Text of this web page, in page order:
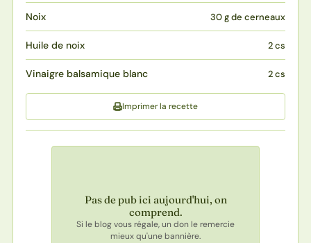
Noix 30 g de cerneaux
Huile de noix 2 cs
Vinaigre balsamique blanc 2 cs
Imprimer la recette
Pas de pub ici aujourd'hui, on
comprend.
Si le blog vous régale, un don le remercie
mieux qu'une bannière.